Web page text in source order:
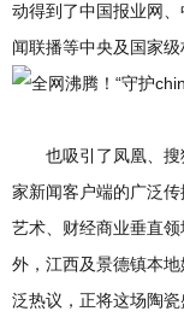
动得到了中国报业网
闻联播等中央及国家级
也吸引了凤凰、
家新闻客户端的广泛
艺术、财经商业垂直
外，江西及景德镇本
泛热议，正将这场陶